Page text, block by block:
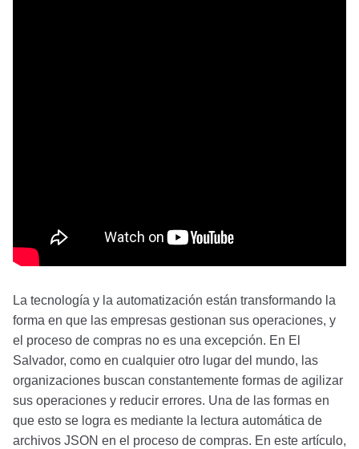
La tecnología y la automatización están transformando la
forma en que las empresas gestionan sus operaciones, y
el proceso de compras no es una excepción. En El
Salvador, como en cualquier otro lugar del mundo, las
organizaciones buscan constantemente formas de agilizar
sus operaciones y reducir errores. Una de las formas en
que esto se logra es mediante la lectura automática de
archivos JSON en el proceso de compras. En este artículo,